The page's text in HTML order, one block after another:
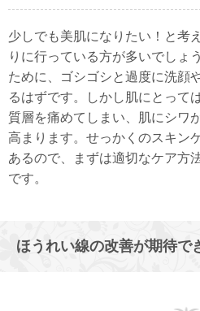
少しでも美肌になりたい！と考
りに行っている方が多いでしょ
ために、ゴシゴシと過度に洗顔
るはずです。しかし肌にとって
質層を痛めてしまい、肌にシワ
高まります。せっかくのスキン
あるので、まずは適切なケア方
です。
ほうれい線の改善が期待で